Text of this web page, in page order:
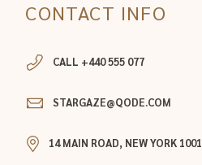
CONTACT INFO
CALL +440 555 077
STARGAZE@QODE.COM
14 MAIN ROAD, NEW YORK 1001